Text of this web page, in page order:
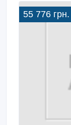
55 776 грн.